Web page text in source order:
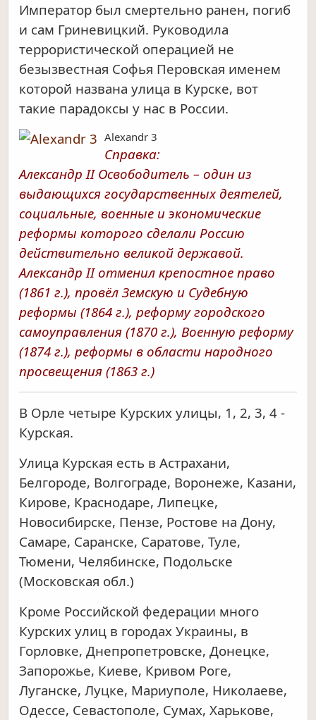
Император был смертельно ранен, погиб
и сам Гриневицкий. Руководила
террористической операцией не
безызвестная Софья Перовская именем
которой названа улица в Курске, вот
такие парадоксы у нас в России.
Alexandr 3
Справка:
Александр II Освободитель – один из
выдающихся государственных деятелей,
социальные, военные и экономические
реформы которого сделали Россию
действительно великой державой.
Александр II отменил крепостное право
(1861 г.), провёл Земскую и Судебную
реформы (1864 г.), реформу городского
самоуправления (1870 г.), Военную реформу
(1874 г.), реформы в области народного
просвещения (1863 г.)
В Орле четыре Курских улицы, 1, 2, 3, 4 -
Курская.
Улица Курская есть в Астрахани,
Белгороде, Волгограде, Воронеже, Казани,
Кирове, Краснодаре, Липецке,
Новосибирске, Пензе, Ростове на Дону,
Самаре, Саранске, Саратове, Туле,
Тюмени, Челябинске, Подольске
(Московская обл.)
Кроме Российской федерации много
Курских улиц в городах Украины, в
Горловке, Днепропетровске, Донецке,
Запорожье, Киеве, Кривом Роге,
Луганске, Луцке, Мариуполе, Николаеве,
Одессе, Севастополе, Сумах, Харькове,